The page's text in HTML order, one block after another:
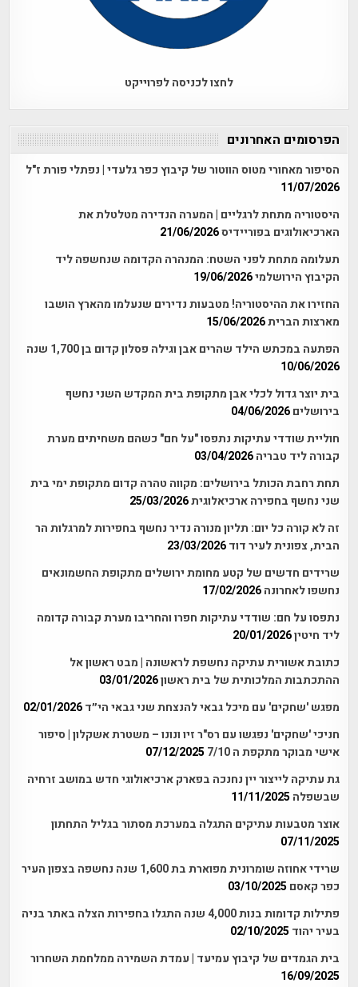
לחצו לכניסה לפרוייקט
הפרסומים האחרונים
הסיפור מאחורי מטוס הווטור של קיבוץ כפר גלעדי | נפתלי פורת ז"ל
11/07/2026
היסטוריה מתחת לרגליים | המערה הנדירה מטלטלת את
הארכיאולוגים בפוריידיס21/06/2026
תעלומה מתחת לפני השטח: המנהרה הקדומה שנחשפה ליד
הקיבוץ הירושלמי19/06/2026
החזירו את ההיסטוריה! מטבעות נדירים שנעלמו מהארץ הושבו
מארצות הברית15/06/2026
הפתעה במכתש הילד שהרים אבן וגילה פסלון קדום בן 1,700 שנה
10/06/2026
בית יוצר גדול לכלי אבן מתקופת בית המקדש השני נחשף
בירושלים 04/06/2026
חוליית שודדי עתיקות נתפסו "על חם" כשהם משחיתים מערת
קבורה ליד טבריה 03/04/2026
תחת רחבת הכותל בירושלים: מקווה טהרה קדום מתקופת ימי בית
שני נחשף בחפירה ארכיאלוגית25/03/2026
זה לא קורה כל יום: תליון מנורה נדיר נחשף בחפירות למרגלות הר
הבית, צפונית לעיר דוד 23/03/2026
שרידים חדשים של קטע מחומת ירושלים מתקופת החשמונאים
נחשפו לאחרונה 17/02/2026
נתפסו על חם: שודדי עתיקות חפרו והחריבו מערת קבורה קדומה
ליד חיטין20/01/2026
כתובת אשורית עתיקה נחשפת לראשונה | מבט ראשון אל
ההתכתבות המלכותית של בית ראשון03/01/2026
מפגש 'שחקים' עם מיכל גבאי להנצחת שני גבאי הי״ד 02/01/2026
חניכי 'שחקים' נפגשו עם רס"ר זיו ונונו – משטרת אשקלון | סיפור
אישי מבוקר מתקפת ה 7/10
07/12/2025
גת עתיקה לייצור יין נחנכה בפארק ארכיאולוגי חדש במושב זרחיה
שבשפלה 11/11/2025
אוצר מטבעות עתיקים התגלה במערכת מסתור בגליל התחתון
07/11/2025
שרידי אחוזה שומרונית מפוארת בת 1,600 שנה נחשפה בצפון העיר
כפר קאסם 03/10/2025
פתילות קדומות בנות 4,000 שנה התגלו בחפירות הצלה באתר בניה
בעיר יהוד 02/10/2025
בית הגמדים של קיבוץ עמיעד | עמדת השמירה ממלחמת השחרור
16/09/2025